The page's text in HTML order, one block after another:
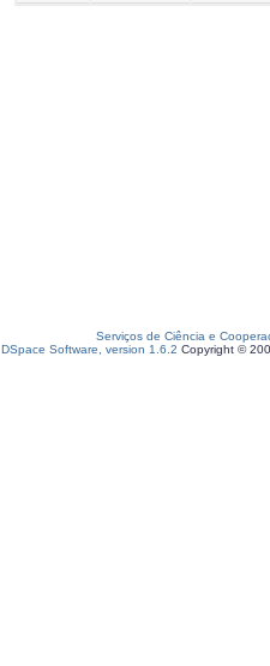
Serviços de Ciência e
DSpace Software, version 1.6.2 Copyright ©